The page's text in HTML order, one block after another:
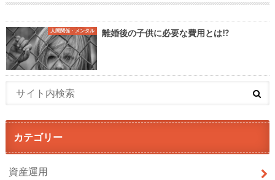
人間関係・メンタル 離婚後の子供に必要な費用とは!?
カテゴリー
資産運用